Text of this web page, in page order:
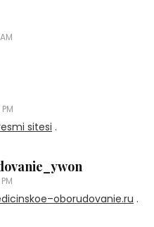
sitesi .
.